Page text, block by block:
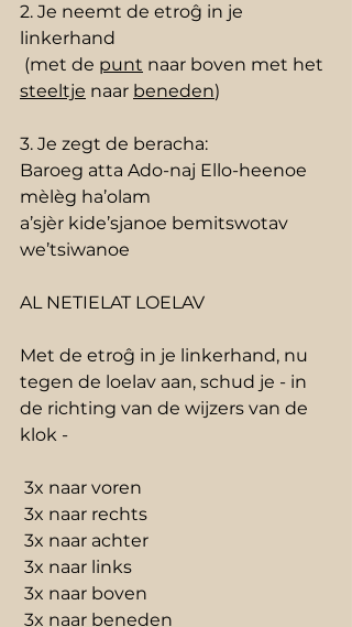
2. Je neemt de etroĝ in je
linkerhand
(met de punt naar boven met het
steeltje naar beneden)
3. Je zegt de beracha:
Baroeg atta Ado-naj Ello-heenoe
mèlèg ha’olam
a’sjèr kide’sjanoe bemitswotav
we’tsiwanoe
AL NETIELAT LOELAV
Met de etroĝ in je linkerhand, nu
tegen de loelav aan, schud je - in
de richting van de wijzers van de
klok -
3x naar voren
3x naar rechts
3x naar achter
3x naar links
3x naar boven
3x naar beneden